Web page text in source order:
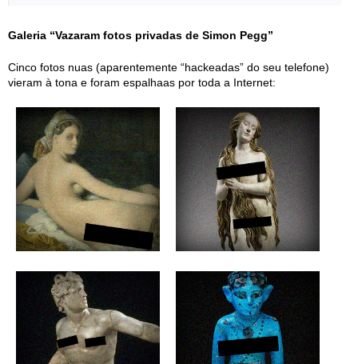
Galeria “Vazaram fotos privadas de Simon Pegg”
Cinco fotos nuas (aparentemente “hackeadas” do seu telefone)
vieram à tona e foram espalhaas por toda a Internet: